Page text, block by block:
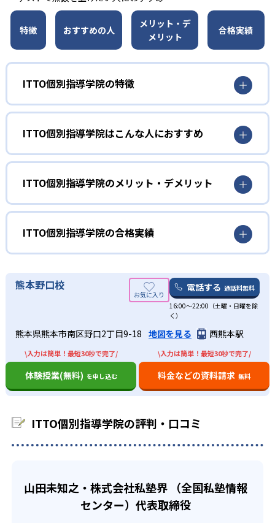
特徴 おすすめの人
メリット・デ
メリット
合格実績
ITTO個別指導学院の特徴
出典：ITTO個別指導学院
授業形式を自分で選んで効率的に点数アップ
ITTO個別指導学院では、授業形式や指導科目、受講時間を
が用意されている。
フリープランでは、友達、兄弟姉妹と一緒に授業が受けら
れるので、一人で行くのが嫌な子どもでも通うことができ
ITTO個別指導学院はこんな人におすすめ
小学生
勉強の習慣を身に付けたい人向け
小学生については、学習の習慣をつけたいという子どもに
向いている。ITTO個別指導学院では、オリジナル模試
ITTO模試が毎月無料で行われる。ITTO個別指導学院で学
び、自宅で勉強し、ITTO模試で確認することで、勉強の習
慣と知識を増やすことができる。
また、ITTO個別指導学院では、自習室を開放している。
ITTO模試に向けて、自主的に自習室を利用することで、学
定期テストで良い結果を残したい人向け
ITTO個別指導学院では、「テストターボ」と呼ばれる、テ
スト対策の特別授業がある。3週間前からのこのテストター
ボで、得点アップすることが可能。受講していない科目で
普段からは月例のオリジナル模試、ITTO模試で知識の定着
マンツーマン+plus10は、もうちょっと授業をしたいときや
苦手なところを聞きたいときに利用できるチケットであ
る。これを利用して、自分の苦手な単元の理解を深めるこ
ITTO個別指導学院のメリット・デメリット
どんなメリットがある？
ITTO個別指導学院では、定期テストに向けてのオプション
の充実が最大のメリットだ。月例無料オリジナルテストで
ある「ITTO模試」、追加で授業を行える「マンツーマン
plus10」、テスト3週間前からある特別授業の「テストター
ボ」が点数アップの最大の秘訣である。
また、自由に授業の形式、科目、時間を選べるのも魅力
的。50分、80分、100分と時間を選び、1:1、1:2、1:3から
人数を選び、科目は国数英理社から選べる。自分にあった
校舎数がものすごく多いのも特徴的。全国に1200校以上の
校舎があるので、地域に沿った定期テスト対策を行えるの
もメリットである。
ITTO個別指導学院は、研修を積んだ正社員ではなく、アル
バイトの経験の浅い指導者に教えられる可能性がある。
また、ITTO個別指導学院では、講師を指名することができ
るが、別途料金が発生する点に注意しよう。
ITTO個別指導学院の合格実績
ITTO個別指導学院ではサイトでは合格実績を載せていな
い。合格実績があるかどうかは、近くの校舎へ資料請求し
熊本野口校 電話する 通話料無料
16:00〜22:00（土曜・日曜を除
く）
熊本県熊本市南区野口2丁目9-18 地図を見る 西熊本駅
\入力は簡単！最短30秒で完了/
体験授業(無料) を申し込む
\入力は簡単！最短30秒で完了/
料金などの資料請求 無料
ITTO個別指導学院の評判・口コミ
山田未知之・株式会社私塾界 （全国私塾情報
センター）代表取締役